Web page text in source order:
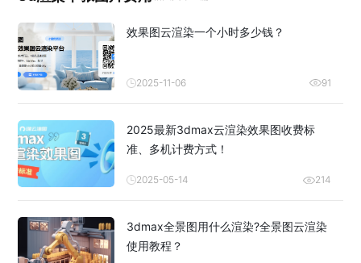
效果图云渲染一个小时多少钱？
2025-11-06 91
2025最新3dmax云渲染效果图收费标
准、多机计费方式！
2025-05-14 214
3dmax全景图用什么渲染?全景图云渲染
使用教程？